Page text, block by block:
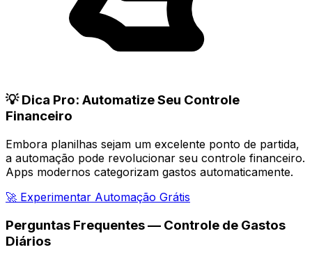
💡 Dica Pro: Automatize Seu Controle
Financeiro
Embora planilhas sejam um excelente ponto de partida,
a automação pode revolucionar seu controle financeiro.
Apps modernos categorizam gastos automaticamente.
🚀 Experimentar Automação Grátis
Perguntas Frequentes — Controle de Gastos
Diários